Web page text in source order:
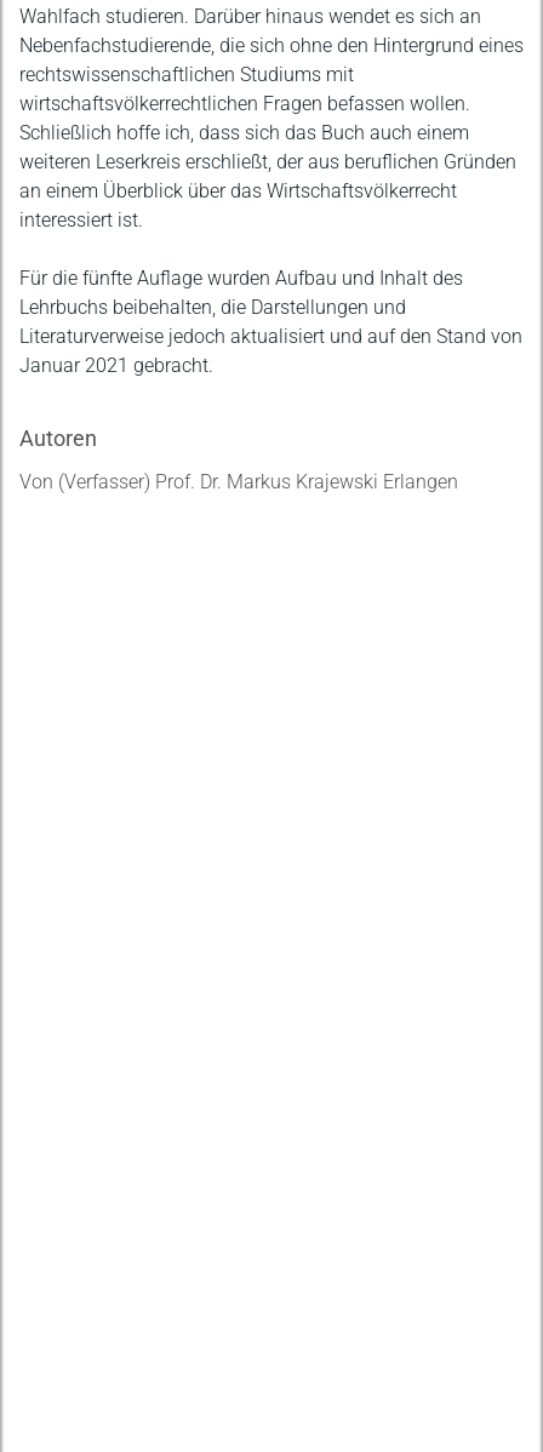
Wahlfach studieren. Darüber hinaus wendet es sich an
Nebenfachstudierende, die sich ohne den Hintergrund eines
rechtswissenschaftlichen Studiums mit
wirtschaftsvölkerrechtlichen Fragen befassen wollen.
Schließlich hoffe ich, dass sich das Buch auch einem
weiteren Leserkreis erschließt, der aus beruflichen Gründen
an einem Überblick über das Wirtschaftsvölkerrecht
interessiert ist.
Für die fünfte Auflage wurden Aufbau und Inhalt des
Lehrbuchs beibehalten, die Darstellungen und
Literaturverweise jedoch aktualisiert und auf den Stand von
Januar 2021 gebracht.
Autoren
Von (Verfasser) Prof. Dr. Markus Krajewski Erlangen